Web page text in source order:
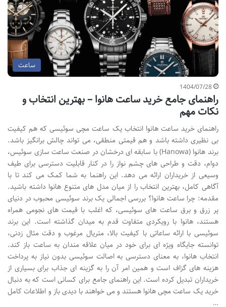
ساعت
1404/07/28
راهنمای جامع خرید ساعت هانوا – بهترین انتخاب و
نکات مهم
راهنمای خرید ساعت هانوا انتخاب یک ساعت مچی سوئیسی که هم کیفیت
بی نظیری داشته باشد و هم قیمتی منطقی، می تواند چالش برانگیز باشد.
برند هانوا (Hanowa) با سابقه ای درخشان در صنعت ساعت سازی سوئیس،
دوام، دقت و طراحی های چشم نواز را در کنار قابلیت دسترسی برای طیف
وسیعی از خریداران ارائه می دهد. این راهنما به شما کمک می کند تا با
آگاهی کامل، بهترین انتخاب را از میان مدل های متنوع هانوا داشته باشید.
مقدمه: چرا ساعت هانوا؟ بررسی اجمالی یک برند سوئیسی محبوب در دنیای
پر زرق و برق ساعت های سوئیسی، که اغلب با قیمت های نجومی همراه
هستند، هانوا با رویکردی متفاوت قدم به میدان گذاشته است. این برند
سوئیسی با ارائه ساعاتی با کیفیت بالا، متریال مرغوب و دقت مثال زدنی،
توانسته جایگاه ویژه ای برای خود در میان علاقه مندان به ساعت باز کند.
انتخاب هانوا، به معنای دسترسی به اصالت سوئیسی بدون نیاز به پرداخت
هزینه های گزاف است و همین امر آن را به گزینه ای جذاب برای بسیاری از
خریداران تبدیل کرده است. این راهنمای جامع برای کسانی است که به دنبال
خرید یک ساعت مچی هانوا هستند و می خواهند با دیدی باز و اطلاعات کامل
…